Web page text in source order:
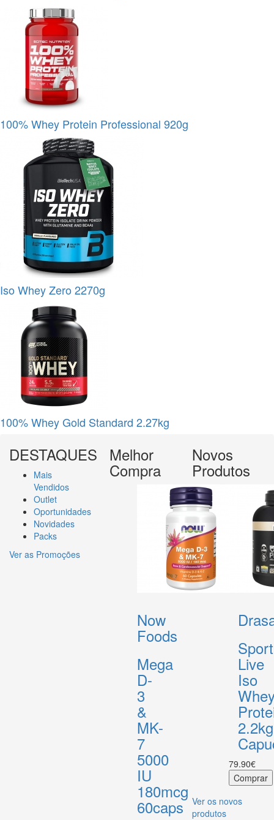
100% Whey Protein Professional 920g
Iso Whey Zero 2270g
100% Whey Gold Standard 2.27kg
DESTAQUES
Mais
Vendidos
Outlet
Oportunidades
Novidades
Packs
Ver as Promoções
Melhor
Compra
Now
Foods
Mega
D-
3
&
MK-
7
5000
IU
180mcg
60caps
Novos
Produtos
Sport
Live
Iso
2.2kg
79.90€
Ver os novos
produtos